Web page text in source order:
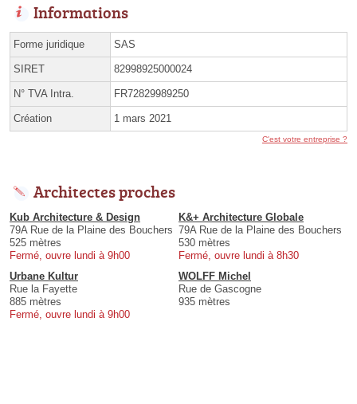
Informations
Forme juridique SAS
SIRET 82998925000024
N° TVA Intra. FR72829989250
Création 1 mars 2021
C'est votre entreprise ?
Architectes proches
Kub Architecture & Design
79A Rue de la Plaine des Bouchers
525 mètres
Fermé, ouvre lundi à 9h00
K&+ Architecture Globale
79A Rue de la Plaine des Bouchers
530 mètres
Fermé, ouvre lundi à 8h30
Urbane Kultur
Rue la Fayette
885 mètres
Fermé, ouvre lundi à 9h00
WOLFF Michel
Rue de Gascogne
935 mètres